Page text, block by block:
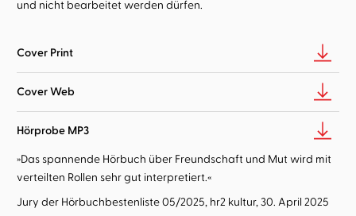
und nicht bearbeitet werden dürfen.
Cover Print
Cover Web
Hörprobe MP3
»Das spannende Hörbuch über Freundschaft und Mut wird mit
verteilten Rollen sehr gut interpretiert.«
Jury der Hörbuchbestenliste 05/2025, hr2 kultur, 30. April 2025